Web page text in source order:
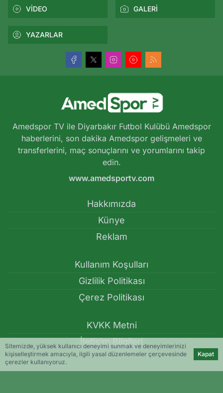
VİDEO GALERİ
YAZARLAR
Amedspor TV ile Diyarbakır Futbol Kulübü Amedspor
haberlerini, son dakika Amedspor gelişmeleri ve
transferlerini, maç sonuçlarını ve yorumlarını takip
edin.
www.amedsportv.com
Hakkımızda
Künye
Reklam
Kullanım Koşulları
Gizlilik Politikası
Çerez Politikası
KVKK Metni
İletişim Bilgileri
Sitemizde, yüksek kullanıcı deneyimi sunmak ve deneyimlerinizi
kişiselleştirmek amacıyla, ilgili yasal düzenlemeler çerçevesinde
çerezler kullanıyoruz.
Kapat